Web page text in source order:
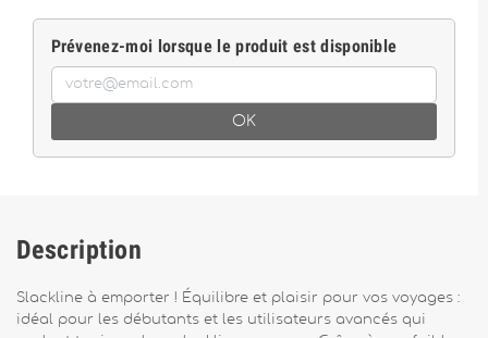
Prévenez-moi lorsque le produit est disponible
OK
Description
Slackline à emporter ! Équilibre et plaisir pour vos voyages :
idéal pour les débutants et les utilisateurs avancés qui